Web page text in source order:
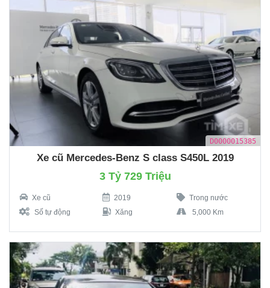
D0000015385
Xe cũ Mercedes-Benz S class S450L 2019
3 Tỷ 729 Triệu
Xe cũ 2019
Trong nước
Số tự động
Xăng 5,000 Km